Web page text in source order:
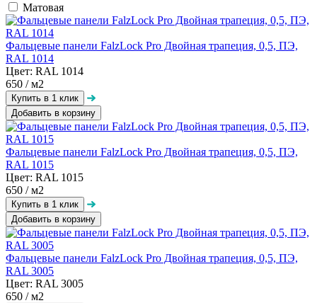
Матовая
Фальцевые панели FalzLock Pro Двойная трапеция, 0,5, ПЭ,
RAL 1014
Цвет: RAL 1014
650 / м2
Добавить в корзину
Фальцевые панели FalzLock Pro Двойная трапеция, 0,5, ПЭ,
RAL 1015
Цвет: RAL 1015
650 / м2
Добавить в корзину
Фальцевые панели FalzLock Pro Двойная трапеция, 0,5, ПЭ,
RAL 3005
Цвет: RAL 3005
650 / м2